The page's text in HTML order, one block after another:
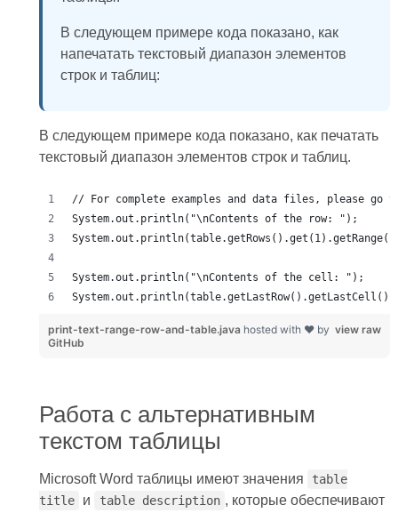
В следующем примере кода показано, как
напечатать текстовый диапазон элементов
строк и таблиц:
В следующем примере кода показано, как печатать
текстовый диапазон элементов строк и таблиц.
view raw
print-text-range-row-and-table.java hosted with ❤ by
GitHub
Работа с альтернативным
текстом таблицы
Microsoft Word таблицы имеют значения
table
title
и table description , которые обеспечивают